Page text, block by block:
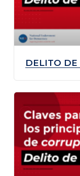
DELITO DE